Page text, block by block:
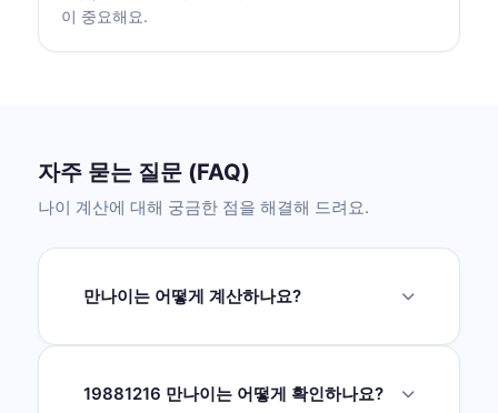
이 중요해요.
자주 묻는 질문 (FAQ)
나이 계산에 대해 궁금한 점을 해결해 드려요.
만나이는 어떻게 계산하나요?
월 15일생이 2026년 1월 1일 기준이면, 아직 생
19881216 만나이는 어떻게 확인하나요?